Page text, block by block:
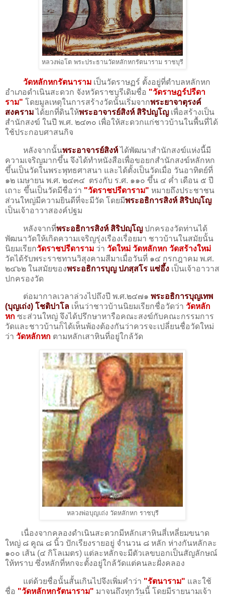
หลวงพ่อโต พระประธานวัดหลักหกรัตนาราม ราชบุรี
วัดหลักหกรัตนาราม เป็นวัดราษฏร์ ตั้งอยู่ที่ตำบลหลักหก
อำเภอดำเนินสะดวก จังหวัดราชบุรีเดิมชื่อ "วัดราษฎร์ปรีดา
ราม" โดยมูลเหตุในการสร้างวัดนั้นเริ่มจากพระยาจาตุรงค์
สงครามได้ยกที่ดินให้พระอาจารย์สิงห์ สิริปญโญเพื่อสร้างเป็น
สำนักสงฆ์ ในปี พ.ศ. ๒๔๓๐ เพื่อให้สะดวกแก่ชาวบ้านในพื้นที่ได้
ใช้ประกอบศาสนกิจ
หลังจากนั้นพระอาจารย์สิงห์ได้พัฒนาสำนักสงฆ์แห่งนี้มี
ความเจริญมากขึ้น จึงได้ทำหนังสือเพื่อขอยกสำนักสงฆ์หลักหก
ขึ้นเป็นวัดในพระพุทธศาสนา และได้ตั้งเป็นวัดเมื่อ วันอาทิตย์ที่
๑๒ เมษายน พ.ศ. ๒๔๓๔ ตรงกับ ร.ศ. ๑๑๐ ขึ้น ๔ ค่ำ เดือน ๕ ปี
เถาะ ขึ้นเป็นวัดมีชื่อว่า "วัดราชปรีดาราม" หมายถึงประชาชน
ส่วนใหญ่มีความยินดีที่จะมีวัด โดยมีพระอธิการสิงห์ สิริปญฺโญ
เป็นเจ้าอาวาสองค์ปฐม
หลังจากที่พระอธิการสิงห์ สิริปญฺโญปกครองวัดท่านได้
พัฒนาวัดให้เกิดความเจริญรุ่งเรืองเรื่อยมา ชาวบ้านในสมัยนั้น
นิยมเรียกวัดราชปรีดาราม ว่า วัดใหม่ วัดหลักหก วัดสร้างใหม่
วัดได้รับพระราชทานวิสุงคามสีมาเมื่อวันที่ ๑๔ กรกฎาคม พ.ศ.
๒๔๖๒ ในสมัยของพระอธิการบุญปภสฺสโร แซ่อึ้ง เป็นเจ้าอาวาส
ปกครองวัด
ต่อมากาลเวลาล่วงไปถึงปี พ.ศ.๒๔๗๑ พระอธิการบุญเทพ
(บุญเถ่ง) โชติปาโล เห็นว่าชาวบ้านนิยมเรียกชื่อวัดว่า วัดหลัก
หก ซะส่วนใหญ่ จึงได้ปรึกษาหารือคณะสงฆ์กับคณะกรรมการ
วัดและชาวบ้านก็ได้เห็นพ้องต้องกันว่าควรจะเปลี่ยนชื่อวัดใหม่
ว่า วัดหลักหก ตามหลักเสาหินที่อยู่ใกล้วัด
หลวงพ่อบุญเถ่ง วัดหลักหก ราชบุรี
เนื่องจากคลองดำเนินสะดวกมีหลักเสาหินสี่เหลี่ยมขนาด
ใหญ่ ๘ คูณ ๘ นิ้ว ปักเรียงรายอยู่ จำนวน ๘ หลัก ห่างกันหลักละ
๑๐๐ เส้น (๔ กิโลเมตร) แต่ละหลักจะมีตัวเลขบอกเป็นสัญลักษณ์
ให้ทราบ ซึ่งหลักที่หกจะตั้งอยู่ใกล้วัดแต่คนละฝั่งคลอง
แต่ด้วยชื่อนั้นสั้นเกินไปจึงเพิ่มคำว่า "รัตนาราม" และใช้
ชื่อ "วัดหลักหกรัตนาราม" มาจนถึงทุกวันนี้ โดยมีรายนามเจ้า